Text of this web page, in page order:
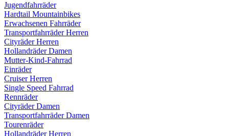
Jugendfahrräder
Hardtail Mountainbikes
Erwachsenen Fahrräder
Transportfahrräder Herren
Cityräder Herren
Hollandräder Damen
Mutter-Kind-Fahrrad
Einräder
Cruiser Herren
Single Speed Fahrrad
Rennräder
Cityräder Damen
Transportfahrräder Damen
Tourenräder
Hollandräder Herren